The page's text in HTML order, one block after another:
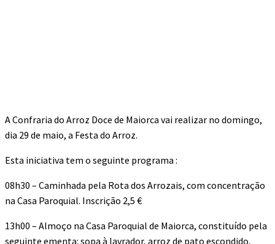
A Confraria do Arroz Doce de Maiorca vai realizar no domingo,
dia 29 de maio, a Festa do Arroz.
Esta iniciativa tem o seguinte programa :
08h30 – Caminhada pela Rota dos Arrozais, com concentração
na Casa Paroquial. Inscrição 2,5 €
13h00 – Almoço na Casa Paroquial de Maiorca, constituído pela
seguinte ementa: sopa à lavrador, arroz de pato escondido,